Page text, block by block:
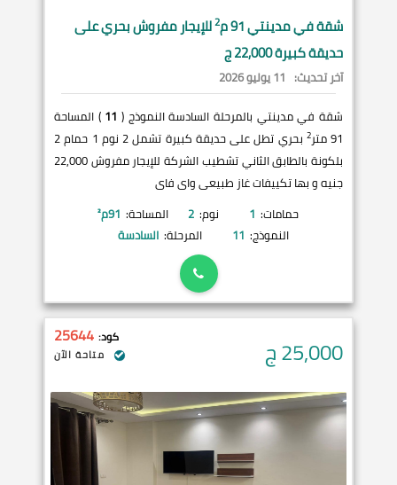
شقة فيمدينتي 2للإيجار مفروش بحري على
حديقة كبيرة 22,000 ج
آخر تحديث: 11 يوليو 2026
شقة في مدينتي بالمرحلة السادسة النموذج ( 11 ) المساحة
91 متر
2
بحري تطل على حديقة كبيرة تشمل 2 نوم 1 حمام 2
بلكونة بالطابق الثاني تشطيب الشركة للإيجار مفروش 22,000
جنيه و بها تكييفات غاز طبيعى واى فاى
حمامات: 1 نوم: 2 المساحة: 91م²
النموذج: 11 المرحلة: السادسة
25,000ج كود: 25644
متاحة الآن